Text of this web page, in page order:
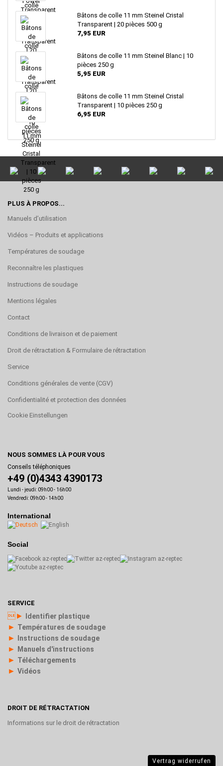
Bâtons de colle 11 mm Steinel Cristal
Transparent | 20 pièces 500 g
7,95 EUR
Bâtons de colle 11 mm Steinel Blanc | 10
pièces 250 g
5,95 EUR
Bâtons de colle 11 mm Steinel Cristal
Transparent | 10 pièces 250 g
6,95 EUR
PLUS À PROPOS...
Manuels d’utilisation
Vidéos – Produits et applications
Températures de soudage
Reconnaître les plastiques
Instructions de soudage
Mentions légales
Contact
Conditions de livraison et de paiement
Droit de rétractation & Formulaire de rétractation
Service
Conditions générales de vente (CGV)
Confidentialité et protection des données
Cookie Einstellungen
NOUS SOMMES LÀ POUR VOUS
Conseils téléphoniques
+49 (0)4343 4390173
Lundi - jeudi: 09h00 - 16h00
Vendredi: 09h00 - 14h00
International
Social
SERVICE
► Identifier plastique
► Températures de soudage
► Instructions de soudage
► Manuels d'instructions
► Téléchargements
► Vidéos
DROIT DE RÉTRACTATION
Informations sur le droit de rétractation
Vertrag widerrufen